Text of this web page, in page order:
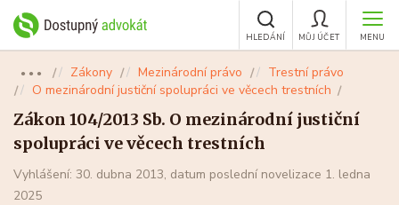
MENU
MŮJ ÚČET
HLEDÁNÍ
●●● Zákony Mezinárodní právo
Trestní právo
O mezinárodní justiční spolupráci ve věcech trestních
Zákon 104/2013 Sb. O mezinárodní justiční
spolupráci ve věcech trestních
Vyhlášení: 30. dubna 2013, datum poslední novelizace 1. ledna
2025